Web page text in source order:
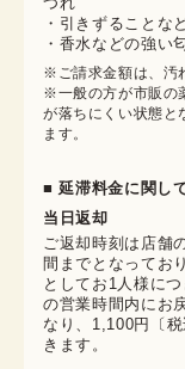
・引きずることな
・香水などの強い
※ご請求金額は、汚
※一般の方が市販の
が落ちにくい状態と
ます。
■ 延滞料金に関し
当日返却
ご返却時刻は店舗
間までとなってお
としてお1人様に
の営業時間内にお
なり、1,100円〔
きます。